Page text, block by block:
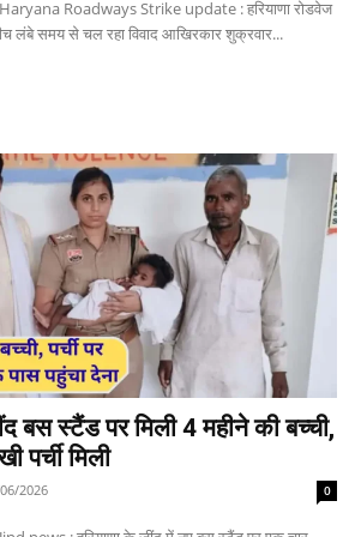
Roadways Strike update : हरियाणा रोडवेज
लंबे समय से चल रहा विवाद आखिरकार शुक्रवार...
बस स्टैंड पर मिली 4 महीने की बच्ची,
पर्ची मिली
2026 0